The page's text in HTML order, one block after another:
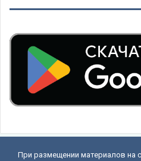
При размещении материалов на